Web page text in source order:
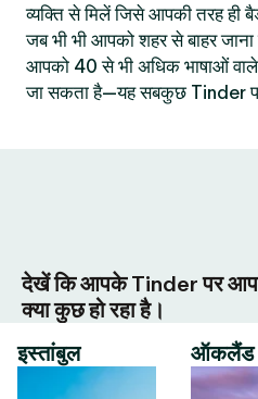
व्यक्ति से मिलें जिसे आपकी तरह
जब भी भी आपको शहर से बाहर जाना
आपको 40 से भी अधिक भाषाओं
जा सकता है—यह सबकुछ Tinder
देखें कि आपके Tinder पर
क्या कुछ हो रहा है।
इस्तांबुल
ऑकलैंड